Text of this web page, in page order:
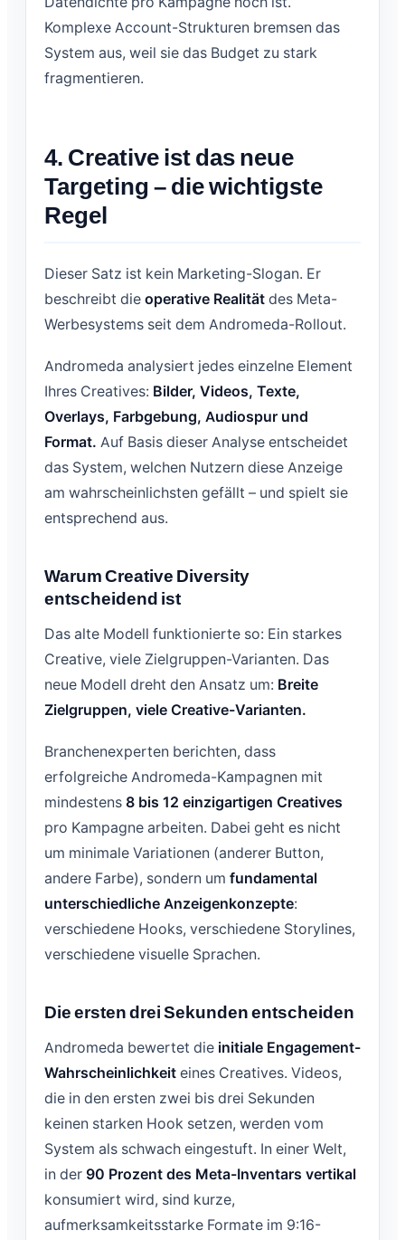
Komplexe Account-Strukturen bremsen das
System aus, weil sie das Budget zu stark
fragmentieren.
4. Creative ist das neue
Targeting – die wichtigste
Regel
Dieser Satz ist kein Marketing-Slogan. Er
beschreibt dieoperative Realitätdes Meta-
Werbesystems seit dem Andromeda-Rollout.
Andromeda analysiert jedes einzelne Element
Ihres Creatives: Bilder, Videos, Texte,
Overlays, Farbgebung, Audiospur und
Format. Auf Basis dieser Analyse entscheidet
das System, welchen Nutzern diese Anzeige
am wahrscheinlichsten gefällt – und spielt sie
entsprechend aus.
Warum Creative Diversity
entscheidend ist
Das alte Modell funktionierte so: Ein starkes
Creative, viele Zielgruppen-Varianten. Das
neue Modell dreht den Ansatz um: Breite
Zielgruppen, viele Creative-Varianten.
Branchenexperten berichten, dass
erfolgreiche Andromeda-Kampagnen mit
mindestens8 bis 12 einzigartigen Creatives
pro Kampagne arbeiten. Dabei geht es nicht
um minimale Variationen (anderer Button,
andere Farbe), sondern um fundamental
unterschiedliche Anzeigenkonzepte:
verschiedene Hooks, verschiedene Storylines,
verschiedene visuelle Sprachen.
Die ersten drei Sekunden entscheiden
Andromeda bewertet die initiale Engagement-
Wahrscheinlichkeiteines Creatives. Videos,
die in den ersten zwei bis drei Sekunden
keinen starken Hook setzen, werden vom
System als schwach eingestuft. In einer Welt,
in der 90 Prozent des Meta-Inventars vertikal
konsumiert wird, sind kurze,
aufmerksamkeitsstarke Formate im 9:16-